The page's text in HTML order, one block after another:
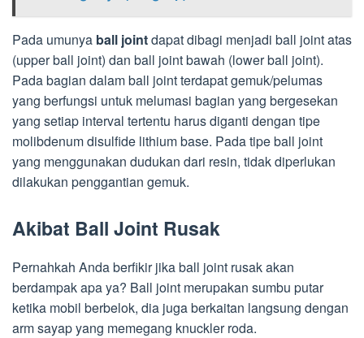
Pada umunya ball jointdapat dibagi menjadi ball joint atas
(upper ball joint) dan ball joint bawah (lower ball joint).
Pada bagian dalam ball joint terdapat gemuk/pelumas
yang berfungsi untuk melumasi bagian yang bergesekan
yang setiap interval tertentu harus diganti dengan tipe
molibdenum disulfide lithium base. Pada tipe ball joint
yang menggunakan dudukan dari resin, tidak diperlukan
dilakukan penggantian gemuk.
Akibat Ball Joint Rusak
Pernahkah Anda berfikir jika ball joint rusak akan
berdampak apa ya? Ball joint merupakan sumbu putar
ketika mobil berbelok, dia juga berkaitan langsung dengan
arm sayap yang memegang knuckler roda.